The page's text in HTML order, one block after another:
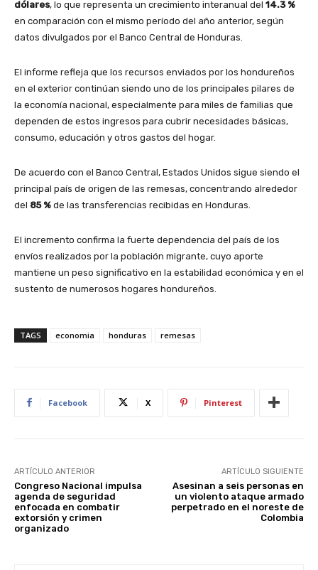
dólares, lo que representa un crecimiento interanual del 14.3 %
en comparación con el mismo período del año anterior, según
datos divulgados por el Banco Central de Honduras.
El informe refleja que los recursos enviados por los hondureños
en el exterior continúan siendo uno de los principales pilares de
la economía nacional, especialmente para miles de familias que
dependen de estos ingresos para cubrir necesidades básicas,
consumo, educación y otros gastos del hogar.
De acuerdo con el Banco Central, Estados Unidos sigue siendo el
principal país de origen de las remesas, concentrando alrededor
del 85 % de las transferencias recibidas en Honduras.
El incremento confirma la fuerte dependencia del país de los
envíos realizados por la población migrante, cuyo aporte
mantiene un peso significativo en la estabilidad económica y en el
sustento de numerosos hogares hondureños.
TAGS economia honduras remesas
Facebook X Pinterest
ARTÍCULO ANTERIOR
Congreso Nacional impulsa
agenda de seguridad
enfocada en combatir
extorsión y crimen
organizado
ARTÍCULO SIGUIENTE
Asesinan a seis personas en
un violento ataque armado
perpetrado en el noreste de
Colombia